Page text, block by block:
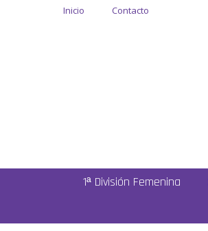
Inicio Contacto
1ª División Femenina